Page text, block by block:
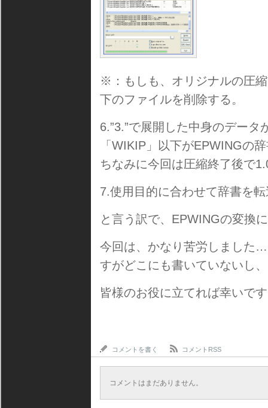
※：もしも、オリジナルの圧
下のファイルを削除する。
6.”3.”で展開した中身のデー
「WIKIP」以下がEPWINGの
ちなみに今回は圧縮終了後で
7.使用目的に合わせて辞書を
と言う訳で、EPWINGの変換
今回は、かなり苦労しました
すがどこにも書いていないし
皆様のお役に立てれば幸いで
コメントを書く コメントRSS
コメントはまだありません。